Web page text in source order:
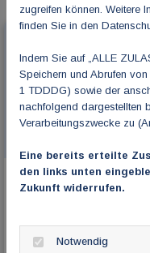
Bundestag
13. Juli 2026
zugreifen können. Weitere
finden Sie in den
Indem Sie auf „ALLE
Speichern und Abrufen
1 TDDDG) sowie der
nachfolgend dargestellten
Verarbeitungszwecke zu
Eine bereits erteilte
den links unten
Zukunft widerrufen.
Notwendig